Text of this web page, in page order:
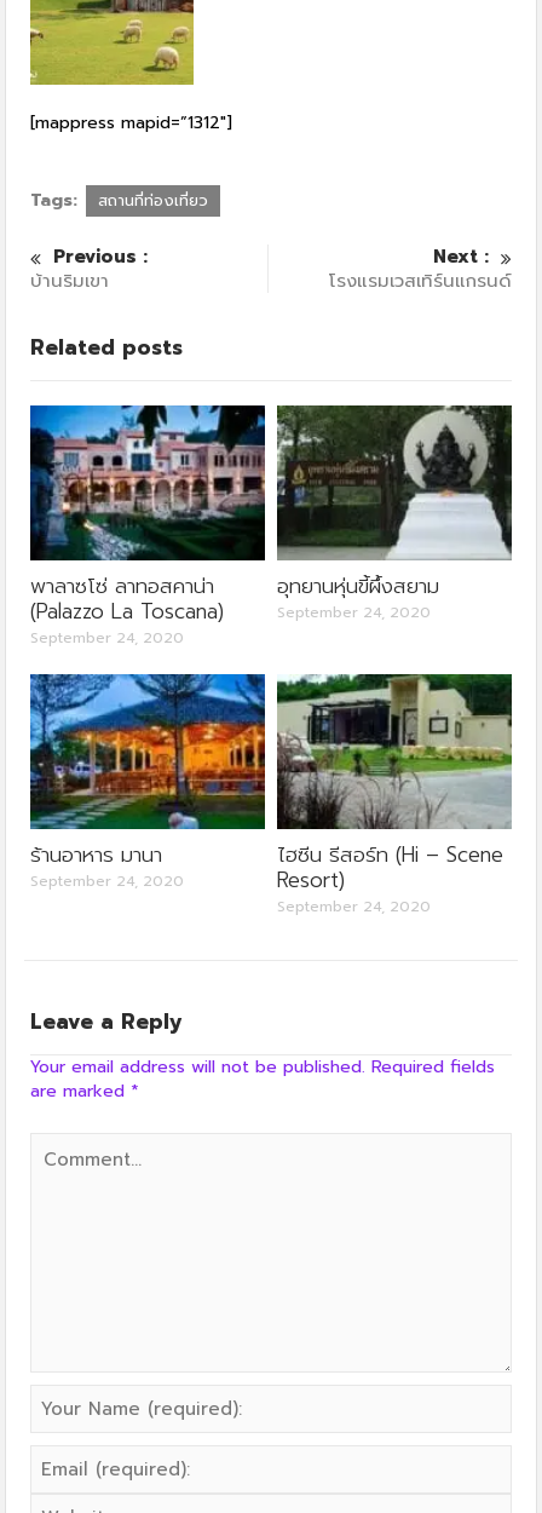
[mappress mapid=”1312″]
Tags: สถานที่ท่องเที่ยว
Previous :
บ้านริมเขา
Next :
โรงแรมเวสเทิร์นแกรนด์
Related posts
พาลาซโซ่ ลาทอสคาน่า
(Palazzo La Toscana)
September 24, 2020
อุทยานหุ่นขี้ผึ้งสยาม
September 24, 2020
ร้านอาหาร มานา
September 24, 2020
ไฮซีน รีสอร์ท (Hi – Scene
Resort)
September 24, 2020
Leave a Reply
Your email address will not be published. Required fields
are marked *